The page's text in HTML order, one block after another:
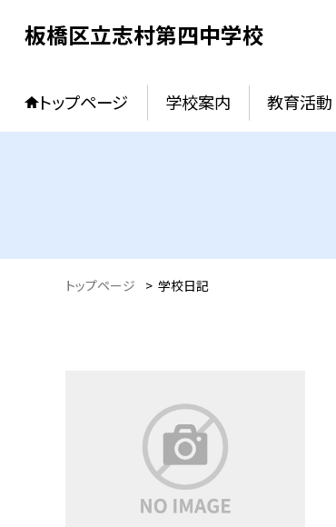
板橋区立志村第四中学校
トップページ 学校案内 教育活動
トップページ > 学校日記